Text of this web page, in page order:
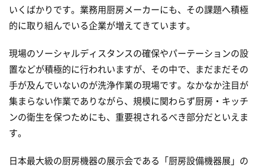
いくばかりです。業務用厨房メーカーにも、その課題へ積極
的に取り組んでいる企業が増えてきています。
現場のソーシャルディスタンスの確保やパーテーションの設
置などが積極的に行われいますが、その中で、まだまだその
手が及んでいないのが洗浄作業の現場です。なかなか注目が
集まらない作業でありながら、規模に関わらず厨房・キッチ
ンの衛生を保つためにも、重要視されるべき部分だといえま
す。
日本最大級の厨房機器の展示会である「厨房設備機器展」の